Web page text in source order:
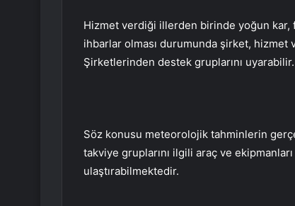
Hizmet verdiği illerden birinde yoğun
ihbarlar olması durumunda şirket, hizmet
Şirketlerinden destek gruplarını uyarabilir.
Söz konusu meteorolojik tahminlerin
takviye gruplarını ilgili araç ve
ulaştırabilmektedir.